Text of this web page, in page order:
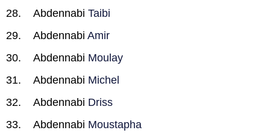
Abdennabi Taibi
Abdennabi Amir
Abdennabi Moulay
Abdennabi Michel
Abdennabi Driss
Abdennabi Moustapha